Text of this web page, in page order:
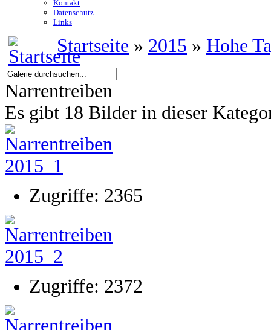
Kontakt
Datenschutz
Links
Startseite » 2015 » Hohe
Narrentreiben
Es gibt 18 Bilder in dieser
Zugriffe: 2365
Zugriffe: 2372